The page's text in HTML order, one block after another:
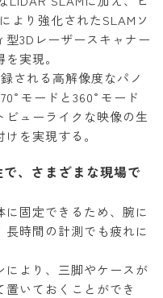
より強化されたSLAMソ
3Dレーザースキャナー
実現。
される高解像度なパノ
モードと360°モード
ビューライクな映像の生
を実現する。
、さまざまな現場で
固定できるため、腕に
時間の計測でも疲れに
により、三脚やケースが
いておくことができ